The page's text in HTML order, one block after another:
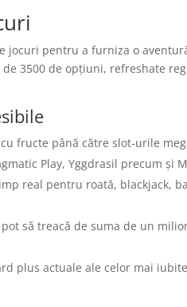
pentru a furniza o
3500 de opțiuni, refreshate
cu fructe până către slot-urile
Play, Yggdrasil precum și
real pentru roată, blackjack,
să treacă de suma de un
plus actuale ale celor mai